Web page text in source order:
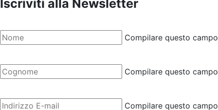
Iscriviti alla Newsletter
Compilare questo campo
Compilare questo campo
Compilare questo campo